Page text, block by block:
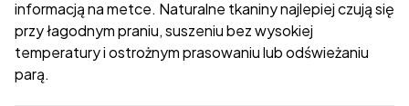
informacją na metce. Naturalne tkaniny najlepiej czują się
przy łagodnym praniu, suszeniu bez wysokiej
temperatury i ostrożnym prasowaniu lub odświeżaniu
parą.